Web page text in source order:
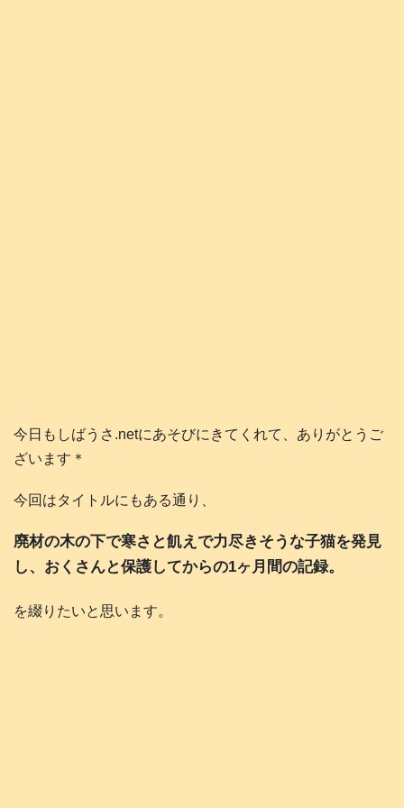
今日もしばうさ.netにあそびにきてくれて、ありがとうご
ざいます＊
今回はタイトルにもある通り、
廃材の木の下で寒さと飢えで力尽きそうな子猫を発見
し、おくさんと保護してからの1ヶ月間の記録。
を綴りたいと思います。